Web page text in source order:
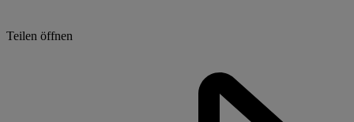
Teilen öffnen